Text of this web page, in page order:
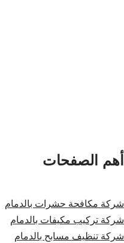
أهم الصفحات
شركة مكافحة حشرات بالدمام
شركة تركيب مكيفات بالدمام
شركة تنظيف مسابح بالدمام